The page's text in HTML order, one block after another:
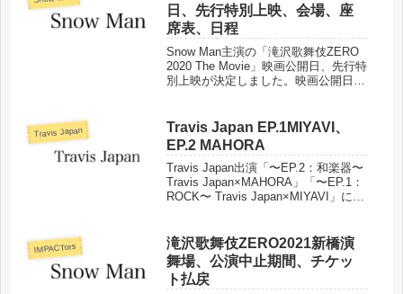
日、先行特別上映、会場、座
席表、日程
Snow Man主演の「滝沢歌舞伎ZERO
2020 The Movie」映画公開日、先行特
別上映が決定しました。映画公開日、
Travis Japan
Travis Japan EP.1MIYAVI、
EP.2 MAHORA
Travis Japan出演「〜EP.2：和楽器〜
Travis Japan×MAHORA」「〜EP.1：
ROCK〜 Travis Japan×MIYAVI」につ
IMPACTors
滝沢歌舞伎ZERO2021新橋演
舞場、公演中止期間、チケッ
ト払戻